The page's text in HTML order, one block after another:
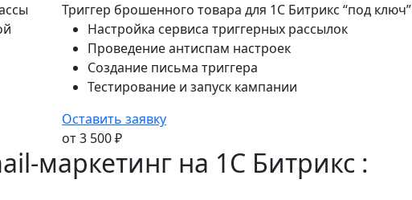
Триггер брошенного товара для 1C Битрикс “под ключ”
Настройка сервиса триггерных рассылок
Проведение антиспам настроек
Создание письма триггера
Тестирование и запуск кампании
Оставить заявку
от 3 500 ₽
маркетинг на 1C Битрикс :